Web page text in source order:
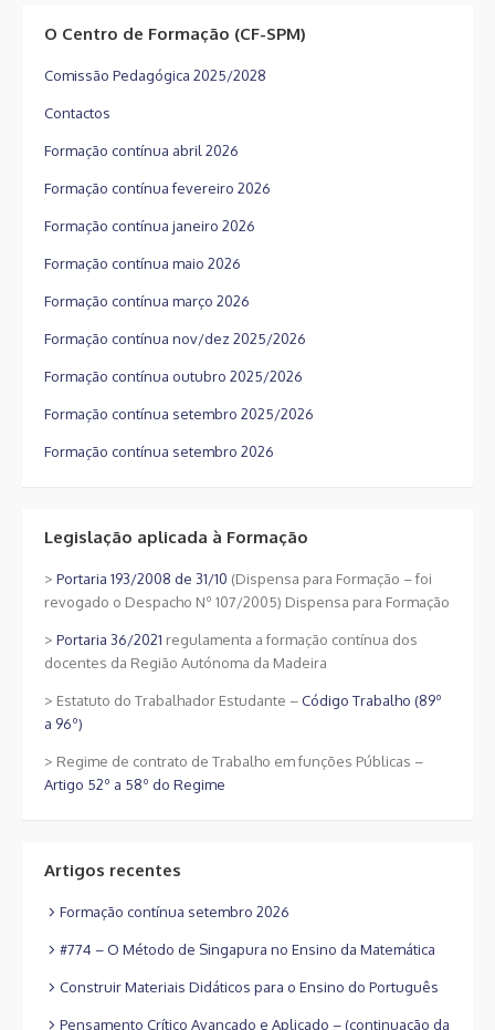
O Centro de Formação (CF-SPM)
Comissão Pedagógica 2025/2028
Contactos
Formação contínua abril 2026
Formação contínua fevereiro 2026
Formação contínua janeiro 2026
Formação contínua maio 2026
Formação contínua março 2026
Formação contínua nov/dez 2025/2026
Formação contínua outubro 2025/2026
Formação contínua setembro 2025/2026
Formação contínua setembro 2026
Legislação aplicada à Formação
> Portaria 193/2008 de 31/10 (Dispensa para Formação – foi
revogado o Despacho Nº 107/2005) Dispensa para Formação
> Portaria 36/2021 regulamenta a formação contínua dos
docentes da Região Autónoma da Madeira
> Estatuto do Trabalhador Estudante –Código Trabalho (89º
a 96º)
> Regime de contrato de Trabalho em funções Públicas –
Artigo 52º a 58º do Regime
Artigos recentes
Formação contínua setembro 2026
#774 – O Método de Singapura no Ensino da Matemática
Construir Materiais Didáticos para o Ensino do Português
Pensamento Crítico Avançado e Aplicado – (continuação da